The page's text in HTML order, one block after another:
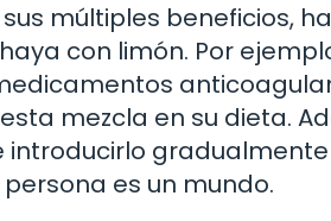
múltiples beneficios,
con limón. Por
mezcla en su dieta.
es un mundo.